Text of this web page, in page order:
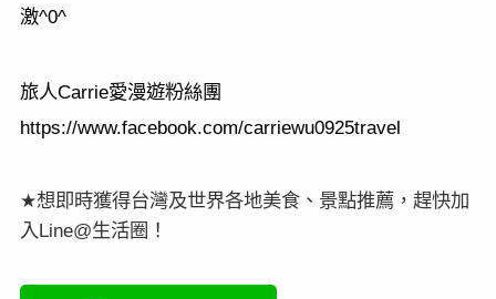
激^0^
旅人Carrie愛漫遊粉絲團
https://www.facebook.com/carriewu0925travel
★想即時獲得台灣及世界各地美食、景點推薦，趕快加
入Line@生活圈！